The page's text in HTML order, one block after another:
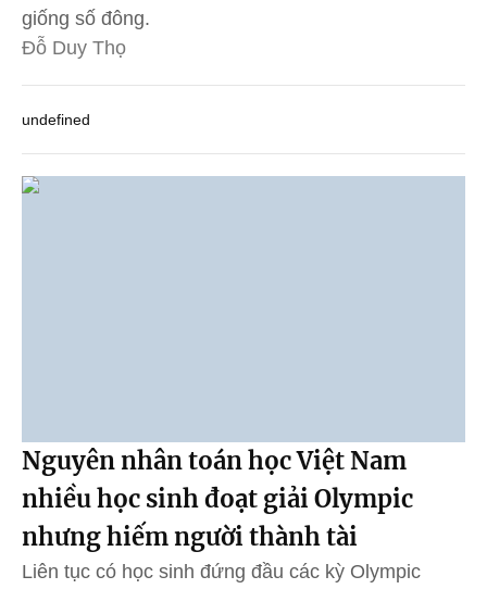
giống số đông.
Đỗ Duy Thọ
undefined
Nguyên nhân toán học Việt Nam
nhiều học sinh đoạt giải Olympic
nhưng hiếm người thành tài
Liên tục có học sinh đứng đầu các kỳ Olympic